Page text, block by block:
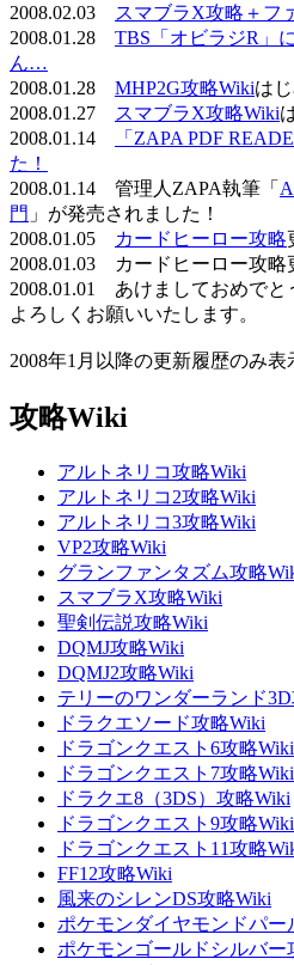
2008.02.03
スマブラX攻略＋フ
2008.01.28 TBS「オビラジR」
ん…
2008.01.28 MHP2G攻略Wikiは
2008.01.27
スマブラX攻略Wiki
2008.01.14
「ZAPA PDF
た！
2008.01.14 管理人ZAPA執筆「
門 」が発売されました！
2008.01.05
カードヒーロー攻略
2008.01.03 カードヒーロー攻略
2008.01.01 あけましておめで
よろしくお願いいたします。
2008年1月以降の更新履歴のみ表
攻略Wiki
アルトネリコ攻略Wiki
アルトネリコ2攻略Wiki
アルトネリコ3攻略Wiki
VP2攻略Wiki
グランファンタズム攻略
スマブラX攻略Wiki
聖剣伝説攻略Wiki
DQMJ攻略Wiki
DQMJ2攻略Wiki
テリーのワンダーランド
ドラクエソード攻略Wiki
ドラゴンクエスト6攻略Wiki
ドラゴンクエスト7攻略Wiki
ドラクエ8（3DS）攻略Wiki
ドラゴンクエスト9攻略Wiki
ドラゴンクエスト11攻略
FF12攻略Wiki
風来のシレンDS攻略Wiki
ポケモンダイヤモンドパー
ポケモンゴールドシルバー